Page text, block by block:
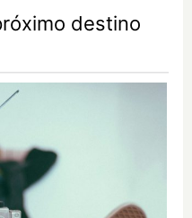
destino